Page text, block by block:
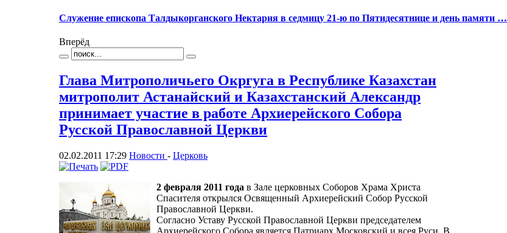
Служение епископа Талдыкорганского Нектария в седмицу 21-ю по Пятидесятнице и день памяти …
Вперёд
Глава Митрополичьего Окргуга в Республике Казахстан
митрополит Астанайский и Казахстанский Александр
принимает участие в работе Архиерейского Собора
Русской Православной Церкви
02.02.2011 17:29 Новости - Церковь
2 февраля 2011 года в Зале церковных Соборов Храма Христа
Спасителя открылся Освященный Архиерейский Собор Русской
Православной Церкви.
Согласно Уставу Русской Православной Церкви председателем
Архиерейского Собора является Патриарх Московский и всея Руси. В